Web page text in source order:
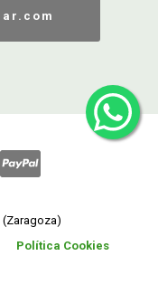
(Zaragoza)
Política Cookies